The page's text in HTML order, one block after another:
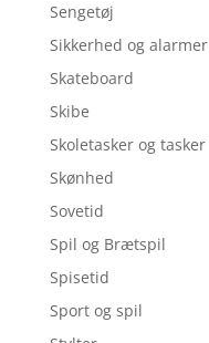
Sengetøj
Sikkerhed og alarmer
Skateboard
Skibe
Skoletasker og tasker
Skønhed
Sovetid
Spil og Brætspil
Spisetid
Sport og spil